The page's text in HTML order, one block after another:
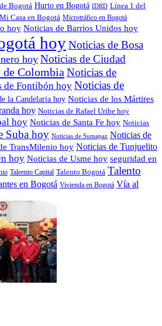
Bogotá Hurto en Bogotá IDRD Línea 1 del
Mi Casa en Bogotá Microtráfico en Bogotá
hoy Noticias de Barrios Unidos hoy
hoyNoticias de Bosa
hoy Noticias de Ciudad
Colombia Noticias de
de Fontibón hoy Noticias de
la Candelaria hoy Noticias de los Mártires
hoy Noticias de Rafael Uribe hoy
hoy Noticias de Santa Fe hoy Noticias
Suba hoy Noticias de Sumapaz Noticias de
TransMilenio hoy Noticias de Tunjuelito
hoy Noticias de Usme hoy seguridad en
Taleento Capital Talento Bogotá Talento
en Bogotá Vivienda en Bogotá Vía al